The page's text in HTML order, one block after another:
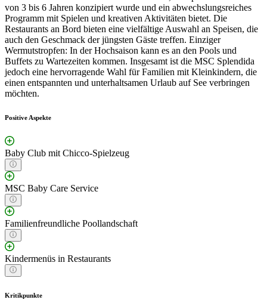
von 3 bis 6 Jahren konzipiert wurde und ein abwechslungsreiches
Programm mit Spielen und kreativen Aktivitäten bietet. Die
Restaurants an Bord bieten eine vielfältige Auswahl an Speisen, die
auch den Geschmack der jüngsten Gäste treffen. Einziger
Wermutstropfen: In der Hochsaison kann es an den Pools und
Buffets zu Wartezeiten kommen. Insgesamt ist die MSC Splendida
jedoch eine hervorragende Wahl für Familien mit Kleinkindern, die
einen entspannten und unterhaltsamen Urlaub auf See verbringen
möchten.
Positive Aspekte
Baby Club mit Chicco-Spielzeug
MSC Baby Care Service
Familienfreundliche Poollandschaft
Kindermenüs in Restaurants
Kritikpunkte